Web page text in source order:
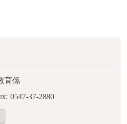
育係
0547-37-2880